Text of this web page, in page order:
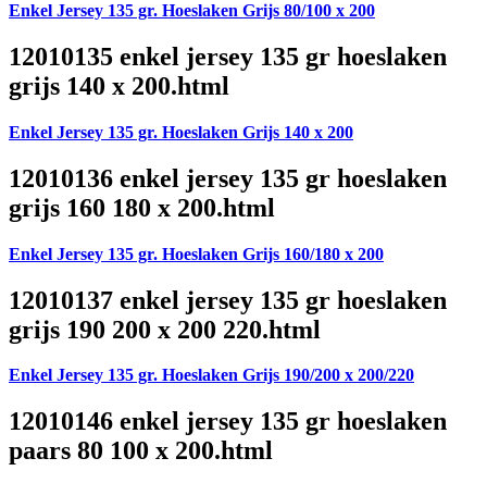
Enkel Jersey 135 gr. Hoeslaken Grijs 80/100 x 200
12010135 enkel jersey 135 gr hoeslaken
grijs 140 x 200.html
Enkel Jersey 135 gr. Hoeslaken Grijs 140 x 200
12010136 enkel jersey 135 gr hoeslaken
grijs 160 180 x 200.html
Enkel Jersey 135 gr. Hoeslaken Grijs 160/180 x 200
12010137 enkel jersey 135 gr hoeslaken
grijs 190 200 x 200 220.html
Enkel Jersey 135 gr. Hoeslaken Grijs 190/200 x 200/220
12010146 enkel jersey 135 gr hoeslaken
paars 80 100 x 200.html